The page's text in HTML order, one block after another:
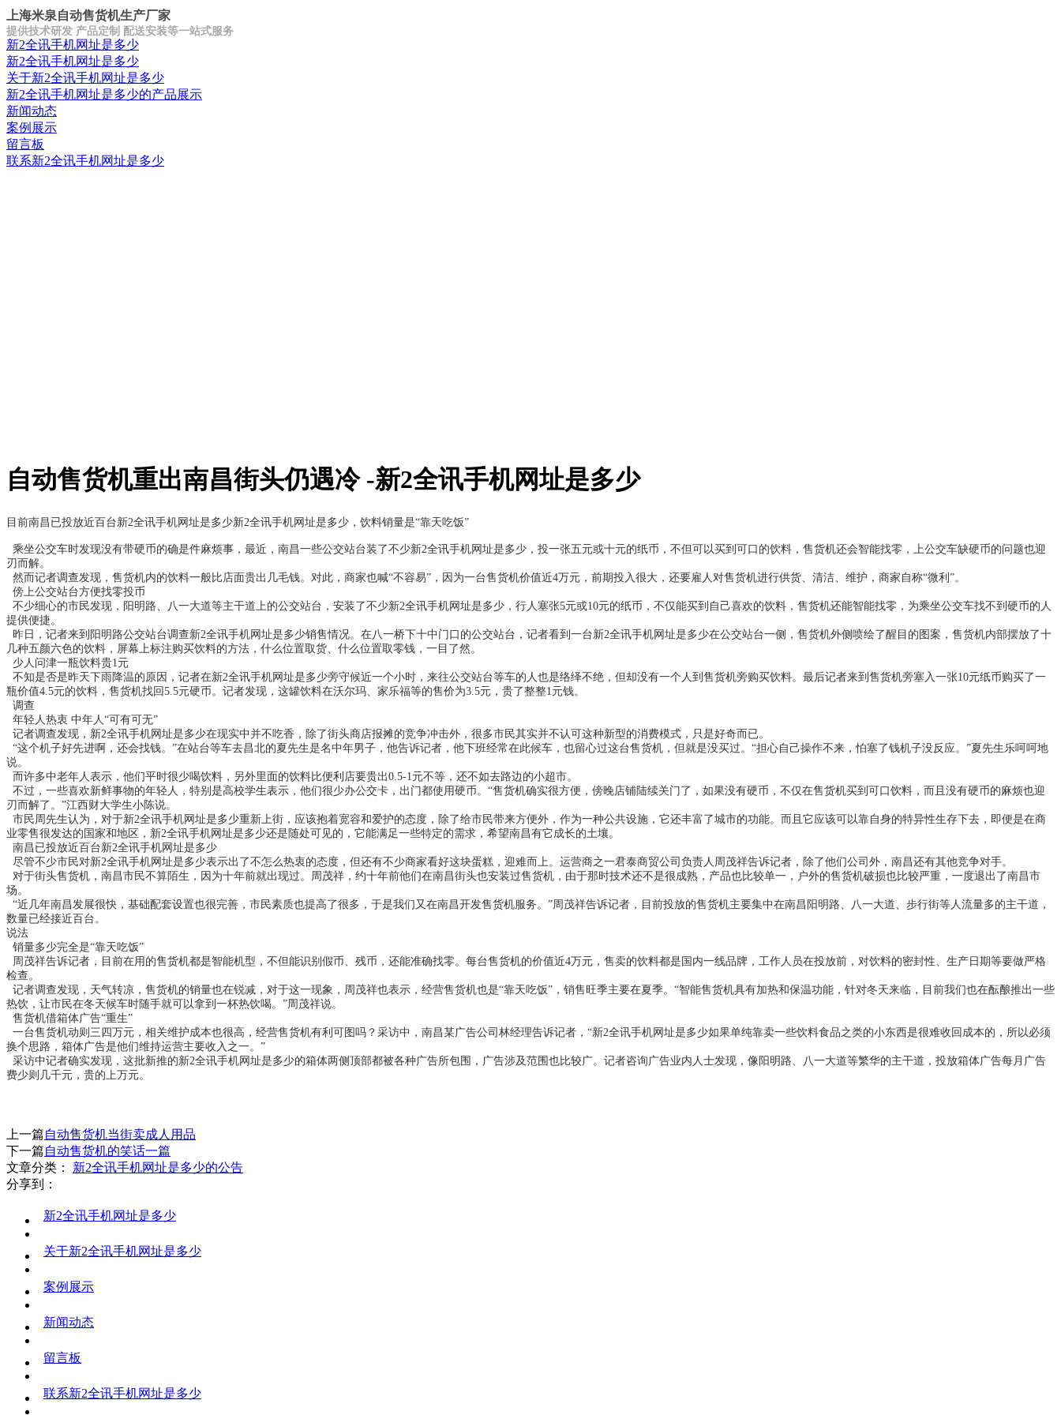
上海米泉自动售货机生产厂家
提供技术研发 产品定制 配送安装等一站式服务
新2全讯手机网址是多少
新2全讯手机网址是多少
关于新2全讯手机网址是多少
新2全讯手机网址是多少的产品展示
新闻动态
案例展示
留言板
联系新2全讯手机网址是多少
自动售货机重出南昌街头仍遇冷 -新2全讯手机网址是多少
目前南昌已投放近百台新2全讯手机网址是多少新2全讯手机网址是多少 ，饮料销量是“靠天吃饭”
乘坐公交车时发现没有带硬币的确是件麻烦事，最近，南昌一些公交站台装了不少新2全讯手机网址是多少 ，投一张五元或十元的纸币，不但可以买到可口的饮料，售货机还会智能找零，上公交车缺硬币的问题也迎
刃而解。
然而记者调查发现，售货机内的饮料一般比店面贵出几毛钱。对此，商家也喊“不容易”，因为一台售货机价值近4万元，前期投入很大，还要雇人对售货机进行供货、清洁、维护，商家自称“微利”。
傍上公交站台方便找零投币
不少细心的市民发现，阳明路、八一大道等主干道上的公交站台，安装了不少新2全讯手机网址是多少 ，行人塞张5元或10元的纸币，不仅能买到自己喜欢的饮料，售货机还能智能找零，为乘坐公交车找不到硬币的人
提供便捷。
昨日，记者来到阳明路公交站台调查新2全讯手机网址是多少销售情况。在八一桥下十中门口的公交站台，记者看到一台新2全讯手机网址是多少在公交站台一侧，售货机外侧喷绘了醒目的图案，售货机内部摆放了十
几种五颜六色的饮料，屏幕上标注购买饮料的方法，什么位置取货、什么位置取零钱，一目了然。
少人问津一瓶饮料贵1元
不知是否是昨天下雨降温的原因，记者在新2全讯手机网址是多少旁守候近一个小时，来往公交站台等车的人也是络绎不绝，但却没有一个人到售货机旁购买饮料。最后记者来到售货机旁塞入一张10元纸币购买了一
瓶价值4.5元的饮料，售货机找回5.5元硬币。记者发现，这罐饮料在沃尔玛、家乐福等的售价为3.5元，贵了整整1元钱。
调查
年轻人热衷 中年人“可有可无”
记者调查发现， 新2全讯手机网址是多少在现实中并不吃香，除了街头商店报摊的竞争冲击外，很多市民其实并不认可这种新型的消费模式，只是好奇而已。
“这个机子好先进啊，还会找钱。”在站台等车去昌北的夏先生是名中年男子，他告诉记者，他下班经常在此候车，也留心过这台售货机，但就是没买过。“担心自己操作不来，怕塞了钱机子没反应。”夏先生乐呵呵地
说。
而许多中老年人表示，他们平时很少喝饮料，另外里面的饮料比便利店要贵出0.5-1元不等，还不如去路边的小超市。
不过，一些喜欢新鲜事物的年轻人，特别是高校学生表示，他们很少办公交卡，出门都使用硬币。“售货机确实很方便，傍晚店铺陆续关门了，如果没有硬币，不仅在售货机买到可口饮料，而且没有硬币的麻烦也迎
刃而解了。”江西财大学生小陈说。
市民周先生认为，对于新2全讯手机网址是多少重新上街，应该抱着宽容和爱护的态度，除了给市民带来方便外，作为一种公共设施，它还丰富了城市的功能。而且它应该可以靠自身的特异性生存下去，即便是在商
业零售很发达的国家和地区， 新2全讯手机网址是多少还是随处可见的，它能满足一些特定的需求，希望南昌有它成长的土壤。
南昌已投放近百台新2全讯手机网址是多少
尽管不少市民对新2全讯手机网址是多少表示出了不怎么热衷的态度，但还有不少商家看好这块蛋糕，迎难而上。运营商之一君泰商贸公司负责人周茂祥告诉记者，除了他们公司外，南昌还有其他竞争对手。
对于街头售货机，南昌市民不算陌生，因为十年前就出现过。周茂祥，约十年前他们在南昌街头也安装过售货机，由于那时技术还不是很成熟，产品也比较单一，户外的售货机破损也比较严重，一度退出了南昌市
场。
“近几年南昌发展很快，基础配套设置也很完善，市民素质也提高了很多，于是我们又在南昌开发售货机服务。”周茂祥告诉记者，目前投放的售货机主要集中在南昌阳明路、八一大道、步行街等人流量多的主干道，
数量已经接近百台。
说法
销量多少完全是“靠天吃饭”
周茂祥告诉记者，目前在用的售货机都是智能机型，不但能识别假币、残币，还能准确找零。每台售货机的价值近4万元，售卖的饮料都是国内一线品牌，工作人员在投放前，对饮料的密封性、生产日期等要做严格
检查。
记者调查发现，天气转凉，售货机的销量也在锐减，对于这一现象，周茂祥也表示，经营售货机也是“靠天吃饭”，销售旺季主要在夏季。“智能售货机具有加热和保温功能，针对冬天来临，目前我们也在酝酿推出一些
热饮，让市民在冬天候车时随手就可以拿到一杯热饮喝。”周茂祥说。
售货机借箱体广告“重生”
一台售货机动则三四万元，相关维护成本也很高，经营售货机有利可图吗？采访中，南昌某广告公司林经理告诉记者，“新2全讯手机网址是多少如果单纯靠卖一些饮料食品之类的小东西是很难收回成本的，所以必须
换个思路，箱体广告是他们维持运营主要收入之一。”
采访中记者确实发现，这批新推的新2全讯手机网址是多少的箱体两侧顶部都被各种广告所包围，广告涉及范围也比较广。记者咨询广告业内人士发现，像阳明路、八一大道等繁华的主干道，投放箱体广告每月广告
费少则几千元，贵的上万元。
上一篇自动售货机当街卖成人用品
下一篇自动售货机的笑话一篇
文章分类：
新2全讯手机网址是多少的公告
分享到：
新2全讯手机网址是多少
关于新2全讯手机网址是多少
案例展示
新闻动态
留言板
联系新2全讯手机网址是多少